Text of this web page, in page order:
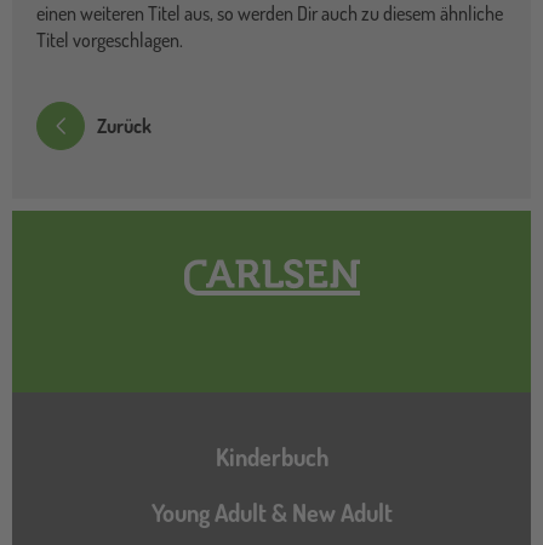
einen weiteren Titel aus, so werden Dir auch zu diesem ähnliche
Titel vorgeschlagen.
Zurück
Hauptnavigation
Kinderbuch
Young Adult & New Adult